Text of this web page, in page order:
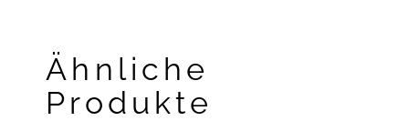
Ähnliche
Produkte